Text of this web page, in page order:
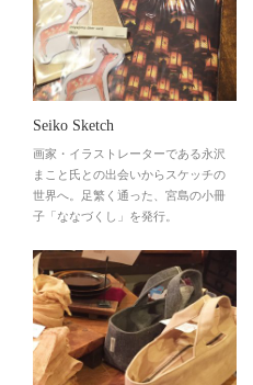
Seiko Sketch
画家・イラストレーターである永沢
まこと氏との出会いからスケッチの
世界へ。足繁く通った、宮島の小冊
子「ななづくし」を発行。